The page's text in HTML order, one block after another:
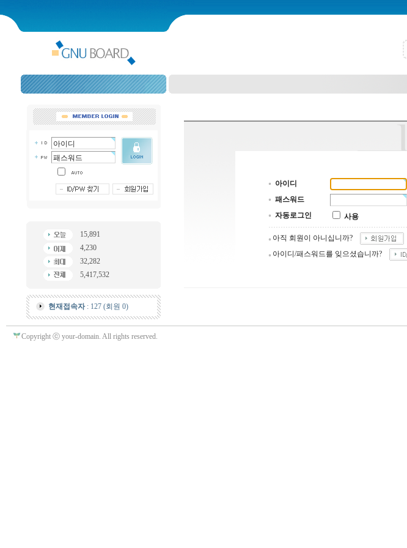
15,891
4,230
32,282
5,417,532
현재접속자: 127 (회원 0)
아이디
패스워드
자동로그인
사용
아직 회원이 아니십니까?
아이디/패스워드를 잊으셨습니까?
Copyright ⓒ your-domain. All rights reserved.